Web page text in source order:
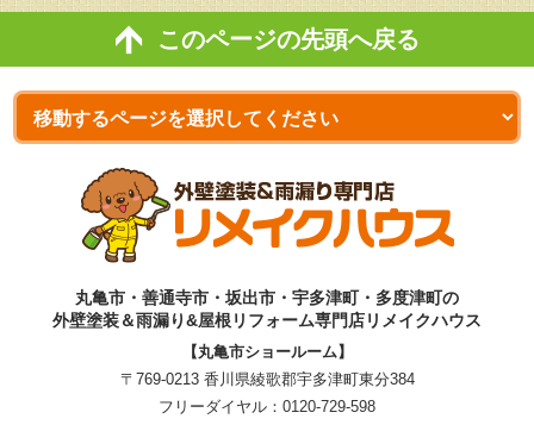
このページの先頭へ戻る
丸亀市・善通寺市・坂出市・宇多津町・多度津町の
外壁塗装＆雨漏り&屋根リフォーム専門店リメイクハウス
【丸亀市ショールーム】
〒769-0213 香川県綾歌郡宇多津町東分384
フリーダイヤル： 0120-729-598